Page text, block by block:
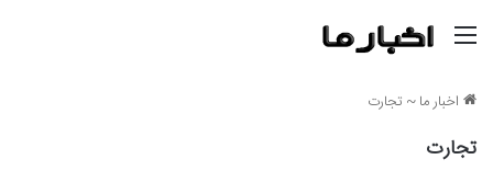
اخبار ما~ تجارت
تجارت